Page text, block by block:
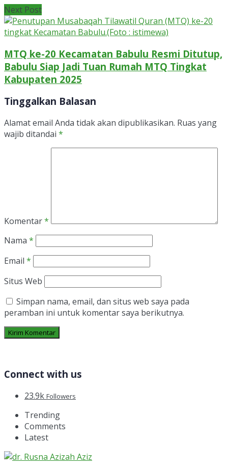
Next Post
MTQ ke-20 Kecamatan Babulu Resmi Ditutup,
Babulu Siap Jadi Tuan Rumah MTQ Tingkat
Kabupaten 2025
Tinggalkan Balasan
Alamat email Anda tidak akan dipublikasikan. Ruas yang
wajib ditandai *
Komentar*
Nama *
Email *
Situs Web
Simpan nama, email, dan situs web saya pada
peramban ini untuk komentar saya berikutnya.
Connect with us
23.9k Followers
Trending
Comments
Latest